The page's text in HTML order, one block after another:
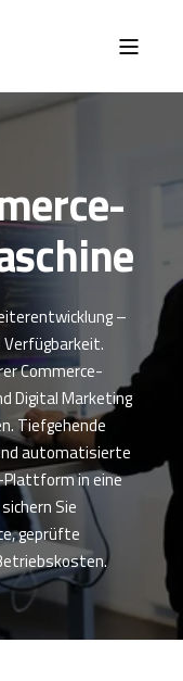
–
Commerce-
Digital Marketing
Tiefgehende
automatisierte
Plattform in eine
Sie
geprüfte